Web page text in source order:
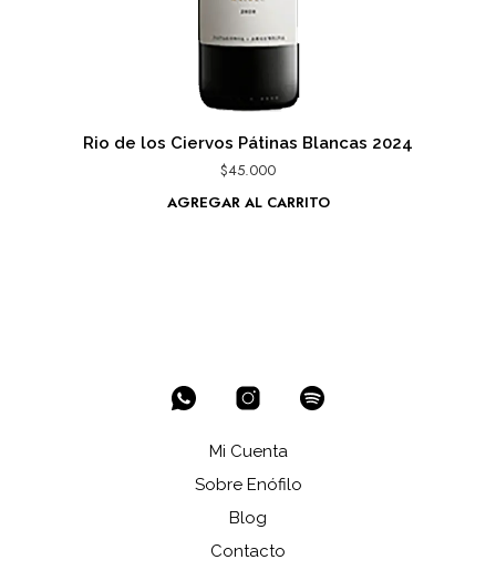
Rio de los Ciervos Pátinas Blancas 2024
$45.000
AGREGAR AL CARRITO
Mi Cuenta
Sobre Enófilo
Blog
Contacto